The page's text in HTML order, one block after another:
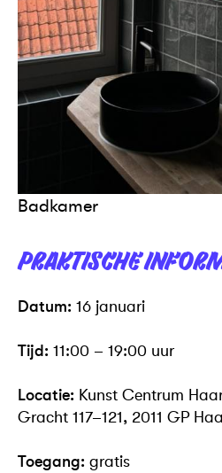
Badkamer
PRAKTISCHE
Datum: 16 januari
Tijd: 11:00 – 19:00 uur
Locatie: Kunst Centrum
Gracht 117–121, 2011 GP
Toegang: gratis